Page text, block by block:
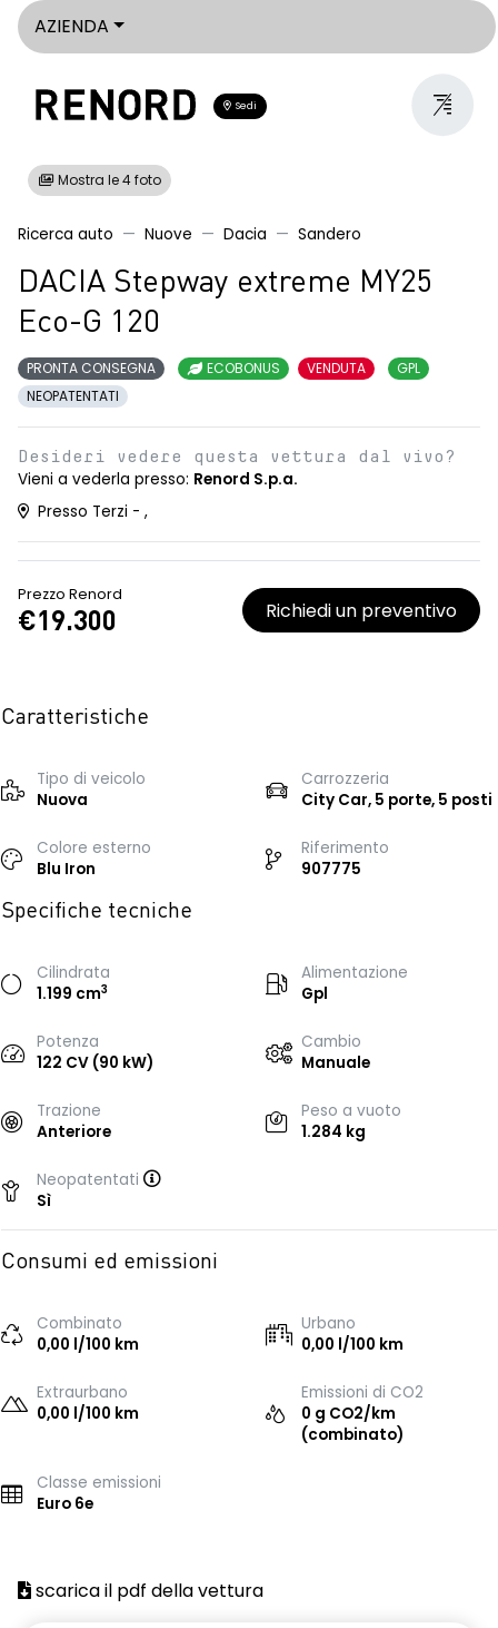
AZIENDA
Sedi
Mostra le 4 foto
Ricerca auto Nuove Dacia Sandero
DACIA Stepway extreme MY25
Eco-G 120
PRONTA CONSEGNA ECOBONUS VENDUTA
GPL
NEOPATENTATI
Desideri vedere questa vettura dal vivo?
Vieni a vederla presso: Renord S.p.a.
Presso Terzi - ,
Prezzo Renord
€19.300 Richiedi un preventivo
Caratteristiche
Tipo di veicolo
Nuova
Carrozzeria
City Car, 5 porte, 5 posti
Colore esterno
Blu Iron
Riferimento
907775
Specifiche tecniche
Cilindrata
1.199 cm3
Alimentazione
Gpl
Potenza
122 CV (90 kW)
Cambio
Manuale
Trazione
Anteriore
Peso a vuoto
1.284 kg
Neopatentati
Sì
Consumi ed emissioni
Combinato
0,00 l/100 km
Urbano
0,00 l/100 km
Extraurbano
0,00 l/100 km
Emissioni di CO2
0 g CO2/km
(combinato)
Classe emissioni
Euro 6e
scarica il pdf della vettura